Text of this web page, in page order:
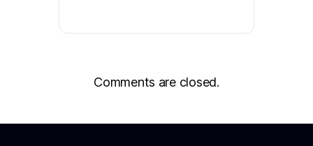
Comments are closed.